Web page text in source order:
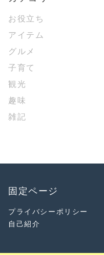
お役立ち
アイテム
グルメ
子育て
観光
趣味
雑記
固定ページ
プライバシーポリシー
自己紹介